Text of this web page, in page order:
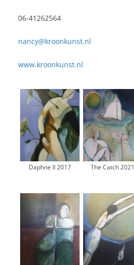
06-41262564
nancy@kroonkunst.nl
www.kroonkunst.nl
Daphne II 2017
The Catch 2021